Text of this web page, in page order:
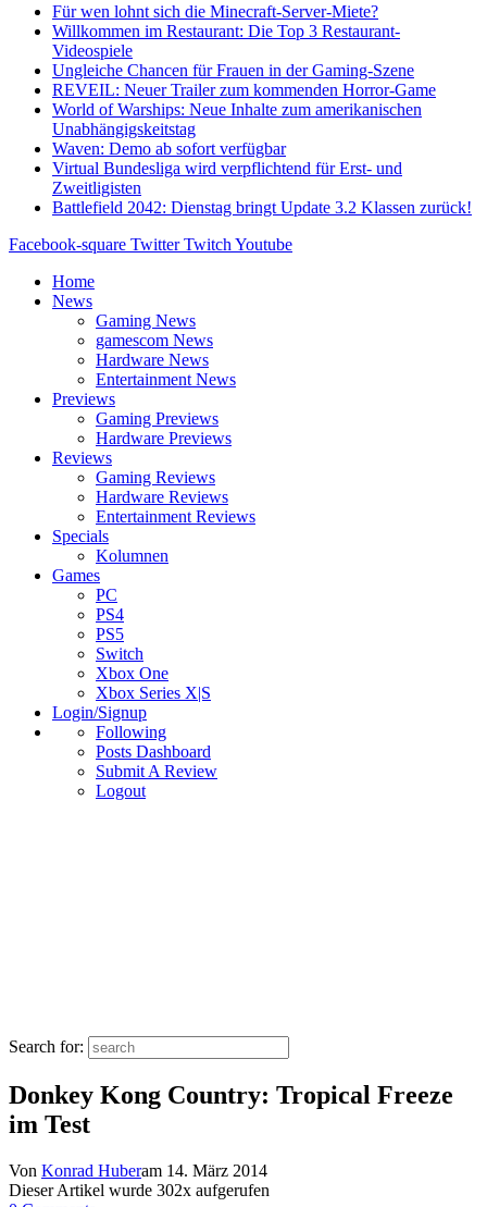
Für wen lohnt sich die Minecraft-Server-Miete?
Willkommen im Restaurant: Die Top 3 Restaurant-
Videospiele
Ungleiche Chancen für Frauen in der Gaming-Szene
REVEIL: Neuer Trailer zum kommenden Horror-Game
World of Warships: Neue Inhalte zum amerikanischen
Unabhängigskeitstag
Waven: Demo ab sofort verfügbar
Virtual Bundesliga wird verpflichtend für Erst- und
Zweitligisten
Battlefield 2042: Dienstag bringt Update 3.2 Klassen zurück!
Facebook-square Twitter Twitch Youtube
Home
News
Gaming News
gamescom News
Hardware News
Entertainment News
Previews
Gaming Previews
Hardware Previews
Reviews
Gaming Reviews
Hardware Reviews
Entertainment Reviews
Specials
Kolumnen
Games
PC
PS4
PS5
Switch
Xbox One
Xbox Series X|S
Login/Signup
Following
Posts Dashboard
Submit A Review
Logout
Search for:
Donkey Kong Country: Tropical Freeze
im Test
Von Konrad Huberam 14. März 2014
Dieser Artikel wurde 302x aufgerufen